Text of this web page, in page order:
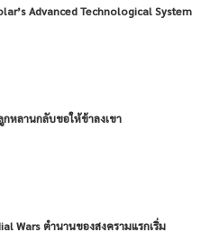
Advanced Technological System
กหลานกลับขอให้ข้าลงเขา
Wars ตำนานของสงครามแรกเริ่ม